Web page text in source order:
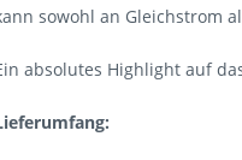
sowohl an Gleichstrom
absolutes Highlight auf